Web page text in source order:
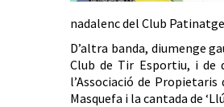
nadalenc del Club
D’altra banda, diumenge
Club de Tir Esportiu, i de
l’Associació de
Masquefa i la cantada de